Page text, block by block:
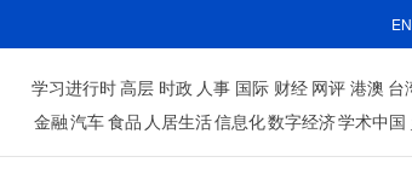
学习进行时高层 时政 人事 国际 财经 网评 港澳 台
金融汽车食品 人居生活信息化数字经济学术中国